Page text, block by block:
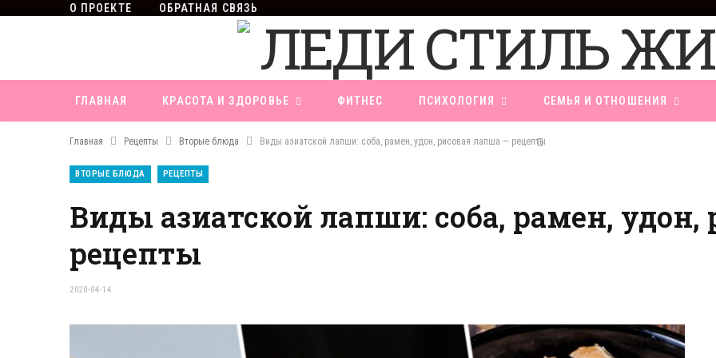
О ПРОЕКТЕ ОБРАТНАЯ СВЯЗЬ
ГЛАВНАЯ КРАСОТА И ЗДОРОВЬЕ ФИТНЕС ПСИХОЛОГИЯ СЕМЬЯ И ОТНОШЕНИЯ
Главная Рецепты Вторые блюда Виды азиатской лапши: соба, рамен, удон, рисовая лапша — рецепты
ВТОРЫЕ БЛЮДА РЕЦЕПТЫ
Виды азиатской лапши: соба, рамен,
рецепты
2020-04-14